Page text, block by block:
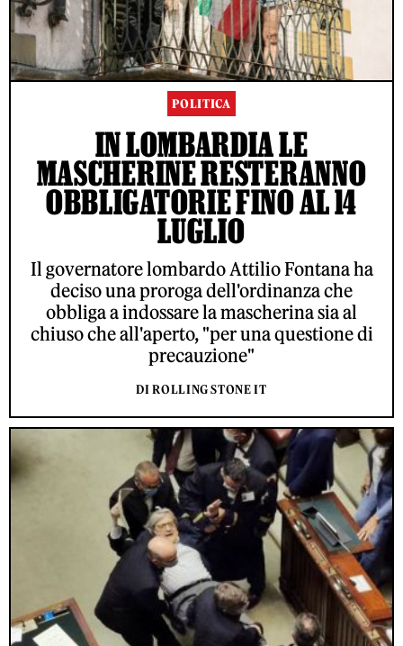
POLITICA
IN LOMBARDIA LE
MASCHERINE RESTERANNO
OBBLIGATORIE FINO AL 14
LUGLIO
Il governatore lombardo Attilio Fontana ha
deciso una proroga dell'ordinanza che
obbliga a indossare la mascherina sia al
chiuso che all'aperto, "per una questione di
precauzione"
DI ROLLING STONE IT